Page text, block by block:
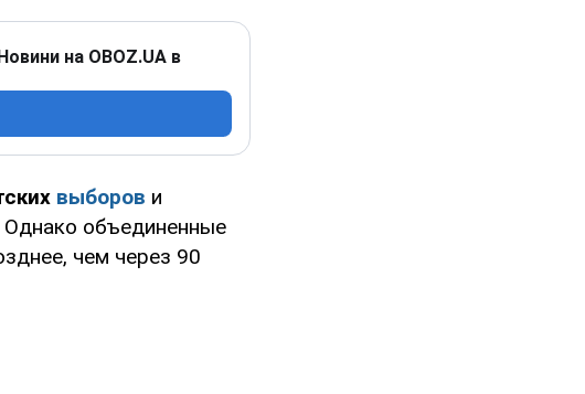
на OBOZ.UA в
выборов и
Однако объединенные
чем через 90